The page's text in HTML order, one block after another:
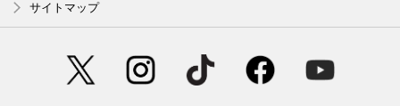
サイトマップ